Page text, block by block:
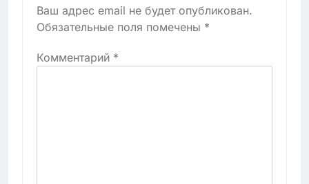
Ваш адрес email не будет опубликован.
Обязательные поля помечены *
Комментарий *